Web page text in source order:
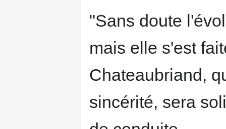
"Sans doute
mais elle s'est
Chateaubriand,
sincérité, sera